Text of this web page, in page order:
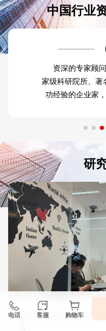
中国行业
资深的专家顾
家级科研院所、著
功经验的企业家
研
中研普华与江西太平洋
电话 客服 购物车